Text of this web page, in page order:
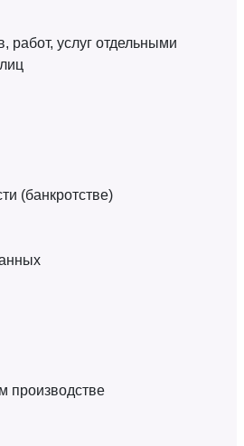
работ, услуг отдельными
(банкротстве)
производстве